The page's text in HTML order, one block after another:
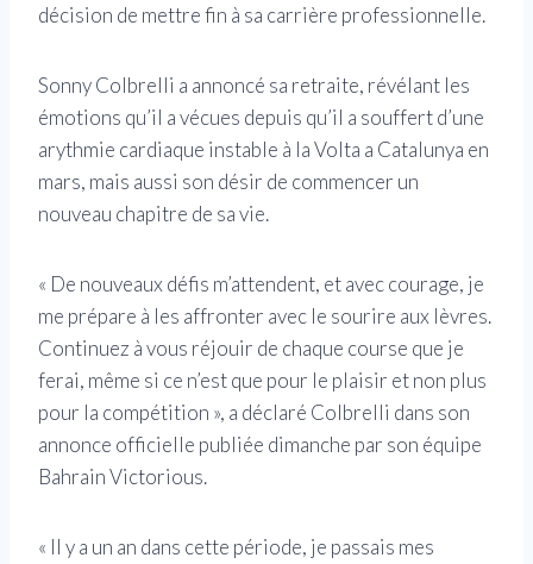
décision de mettre fin à sa carrière professionnelle.
Sonny Colbrelli a annoncé sa retraite, révélant les
émotions qu’il a vécues depuis qu’il a souffert d’une
arythmie cardiaque instable à la Volta a Catalunya en
mars, mais aussi son désir de commencer un
nouveau chapitre de sa vie.
« De nouveaux défis m’attendent, et avec courage, je
me prépare à les affronter avec le sourire aux lèvres.
Continuez à vous réjouir de chaque course que je
ferai, même si ce n’est que pour le plaisir et non plus
pour la compétition », a déclaré Colbrelli dans son
annonce officielle publiée dimanche par son équipe
Bahrain Victorious.
« Il y a un an dans cette période, je passais mes